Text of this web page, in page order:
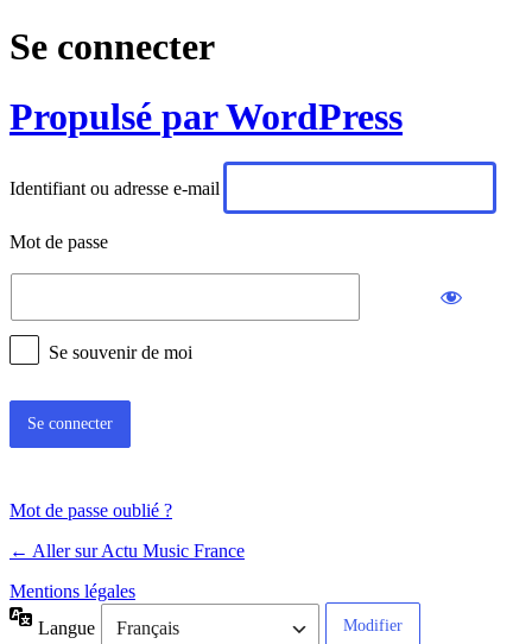
Se connecter
Propulsé par WordPress
Identifiant ou adresse e-mail
Mot de passe
Se souvenir de moi
Mot de passe oublié ?
← Aller sur Actu Music France
Mentions légales
Langue